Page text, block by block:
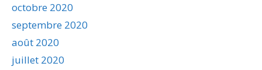
octobre 2020
septembre 2020
août 2020
juillet 2020